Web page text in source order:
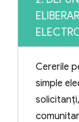
februarie
dispus cu
Cererile
simple